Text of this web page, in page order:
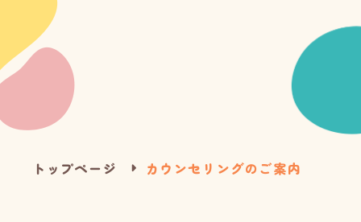
トップページ カウンセリングのご案内